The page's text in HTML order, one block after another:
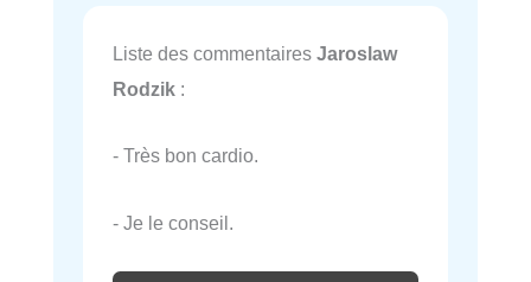
Liste des commentaires Jaroslaw
Rodzik :
- Très bon cardio.
- Je le conseil.